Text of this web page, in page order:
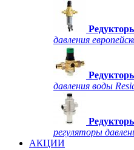
давления
давления воды
регуляторы
АКЦИИ